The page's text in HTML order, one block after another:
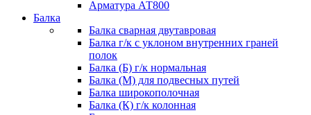
Арматура АТ800
Балка
Балка сварная двутавровая
Балка г/к с уклоном внутренних граней
полок
Балка (Б) г/к нормальная
Балка (М) для подвесных путей
Балка широкополочная
Балка (К) г/к колонная